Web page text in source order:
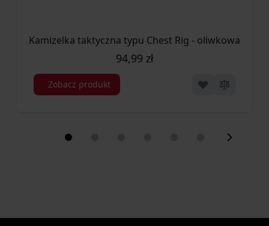
Kamizelka taktyczna typu Chest Rig - oliwkowa (GFT-
94,99 zł
Zobacz produkt